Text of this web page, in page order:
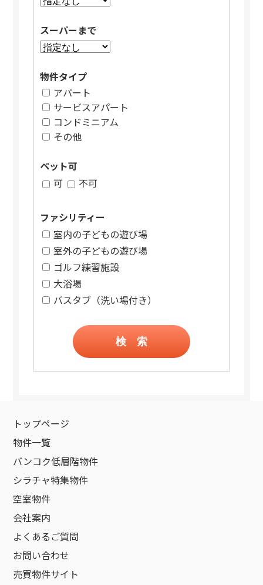
スーパーまで
物件タイプ
アパート
サービスアパート
コンドミニアム
その他
ペット可
可
不可
ファシリティー
室内の子どもの遊び場
室外の子どもの遊び場
ゴルフ練習施設
大浴場
バスタブ（洗い場付き）
検 索
トップページ
物件一覧
バンコク低層階物件
シラチャ特集物件
空室物件
会社案内
よくあるご質問
お問い合わせ
売買物件サイト